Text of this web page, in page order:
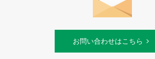
お問い合わせはこちら